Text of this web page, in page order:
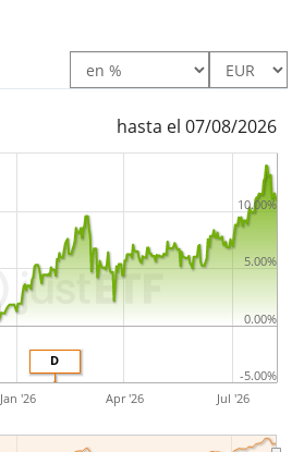
217m Euro de activos
lanzó el 14 de mayo de 2013
hasta el 07/08/2026
D
Jan '26 Apr '26 Jul '26
-5.00%
0.00%
5.00%
10.00%